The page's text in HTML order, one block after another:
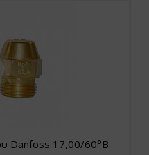
Danfoss 17,00/60°B